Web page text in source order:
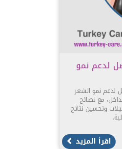
لدعم نمو
لدعم نمو الشعر
مع نصائح
وتحسين نتائج
اقرأ المزيد